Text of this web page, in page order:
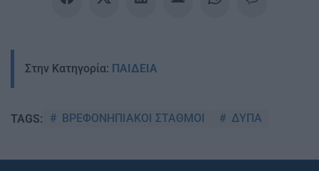
Στην Κατηγορία: ΠΑΙΔΕΙΑ
TAGS: ΒΡΕΦΟΝΗΠΙΑΚΟΙ ΣΤΑΘΜΟΙ ΔΥΠΑ